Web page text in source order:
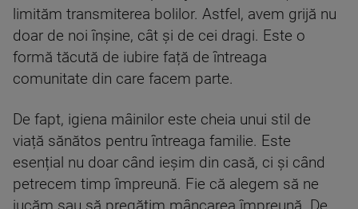
limităm transmiterea bolilor. Astfel, avem grijă nu
doar de noi înșine, cât și de cei dragi. Este o
formă tăcută de iubire față de întreaga
comunitate din care facem parte.
De fapt, igiena mâinilor este cheia unui stil de
viață sănătos pentru întreaga familie. Este
esențial nu doar când ieșim din casă, ci și când
petrecem timp împreună. Fie că alegem să ne